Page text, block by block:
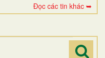
Đọc các tin khác ➥